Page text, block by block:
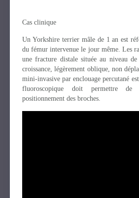
Cas clinique
Un Yorkshire terrier mâle de 1 an est
du fémur intervenue le jour même. Les
une fracture distale située au niveau
croissance, légèrement oblique, non
mini-invasive par enclouage percutané
fluoroscopique doit permettre de
positionnement des broches.